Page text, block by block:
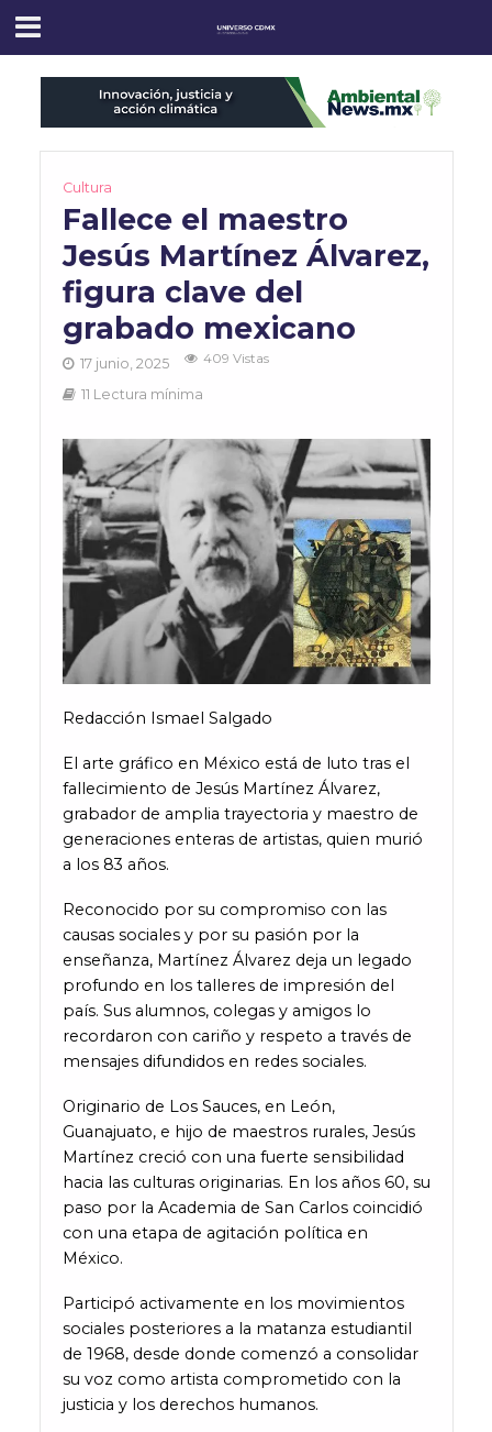
Cultura
Fallece el maestro
Jesús Martínez Álvarez,
figura clave del
grabado mexicano
17 junio, 2025 409 Vistas
11 Lectura mínima
Redacción Ismael Salgado
El arte gráfico en México está de luto tras el
fallecimiento de Jesús Martínez Álvarez,
grabador de amplia trayectoria y maestro de
generaciones enteras de artistas, quien murió
a los 83 años.
Reconocido por su compromiso con las
causas sociales y por su pasión por la
enseñanza, Martínez Álvarez deja un legado
profundo en los talleres de impresión del
país. Sus alumnos, colegas y amigos lo
recordaron con cariño y respeto a través de
mensajes difundidos en redes sociales.
Originario de Los Sauces, en León,
Guanajuato, e hijo de maestros rurales, Jesús
Martínez creció con una fuerte sensibilidad
hacia las culturas originarias. En los años 60, su
paso por la Academia de San Carlos coincidió
con una etapa de agitación política en
México.
Participó activamente en los movimientos
sociales posteriores a la matanza estudiantil
de 1968, desde donde comenzó a consolidar
su voz como artista comprometido con la
justicia y los derechos humanos.